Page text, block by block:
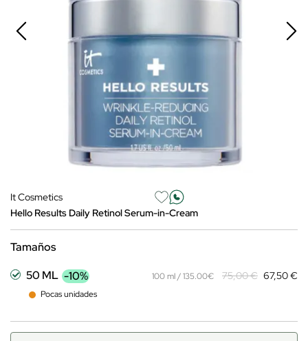
It Cosmetics
Hello Results Daily Retinol Serum-in-Cream
Tamaños
50 ML -10%
Pocas unidades
100 ml / 135.00€ 75,00 € 67,50 €